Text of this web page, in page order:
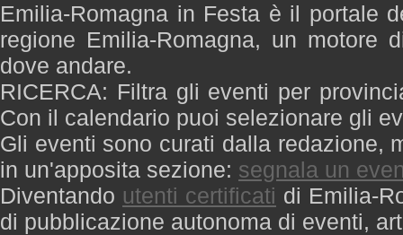
Emilia-Romagna in Festa è il portale
regione Emilia-Romagna, un motore
dove andare.
RICERCA: Filtra gli eventi per
Con il calendario puoi selezionare gli
Gli eventi sono curati dalla redazione,
in un'apposita sezione: segnala un
Diventando utenti certificati di Emilia-
di pubblicazione autonoma di eventi,